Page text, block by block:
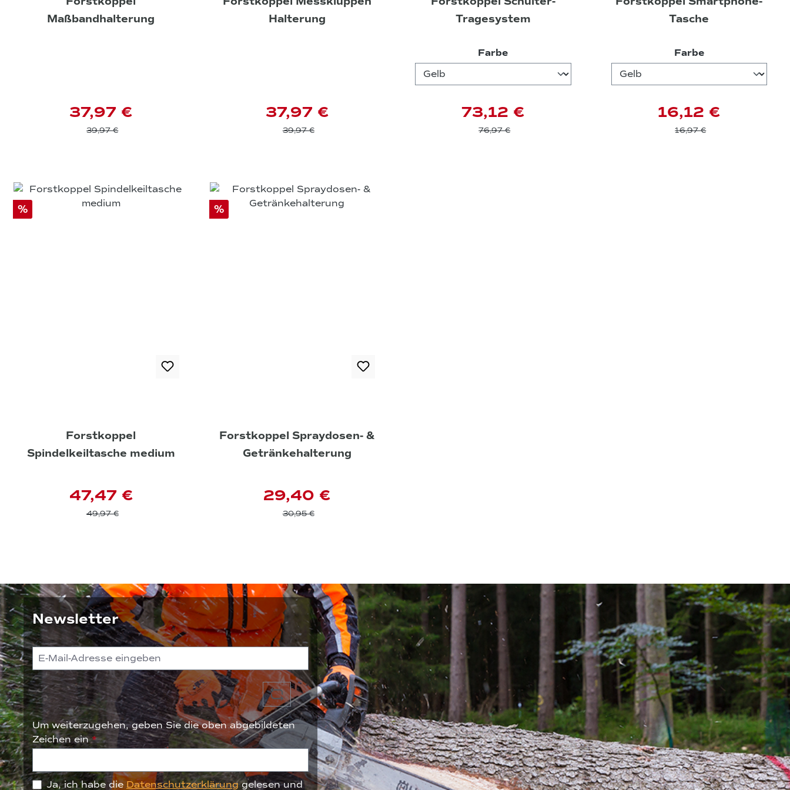
Maßbandhalterung
37,97 €
39,97 €
Halterung
37,97 €
39,97 €
Tragesystem
Farbeauswählen
73,12 €
76,97 €
Tasche
Farbeauswählen
16,12 €
16,97 €
%
Forstkoppel
Spindelkeiltasche medium
47,47 €
49,97 €
%
Forstkoppel Spraydosen- &
Getränkehalterung
29,40 €
30,95 €
Newsletter
Um weiterzugehen, geben Sie die oben abgebildeten
Zeichen ein*
Ja, ich habe dieDatenschutzerklärunggelesen und